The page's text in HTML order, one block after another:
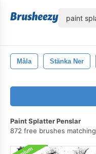
Måla Stänka Ner
Paint Splatter Penslar
872 free brushes matching